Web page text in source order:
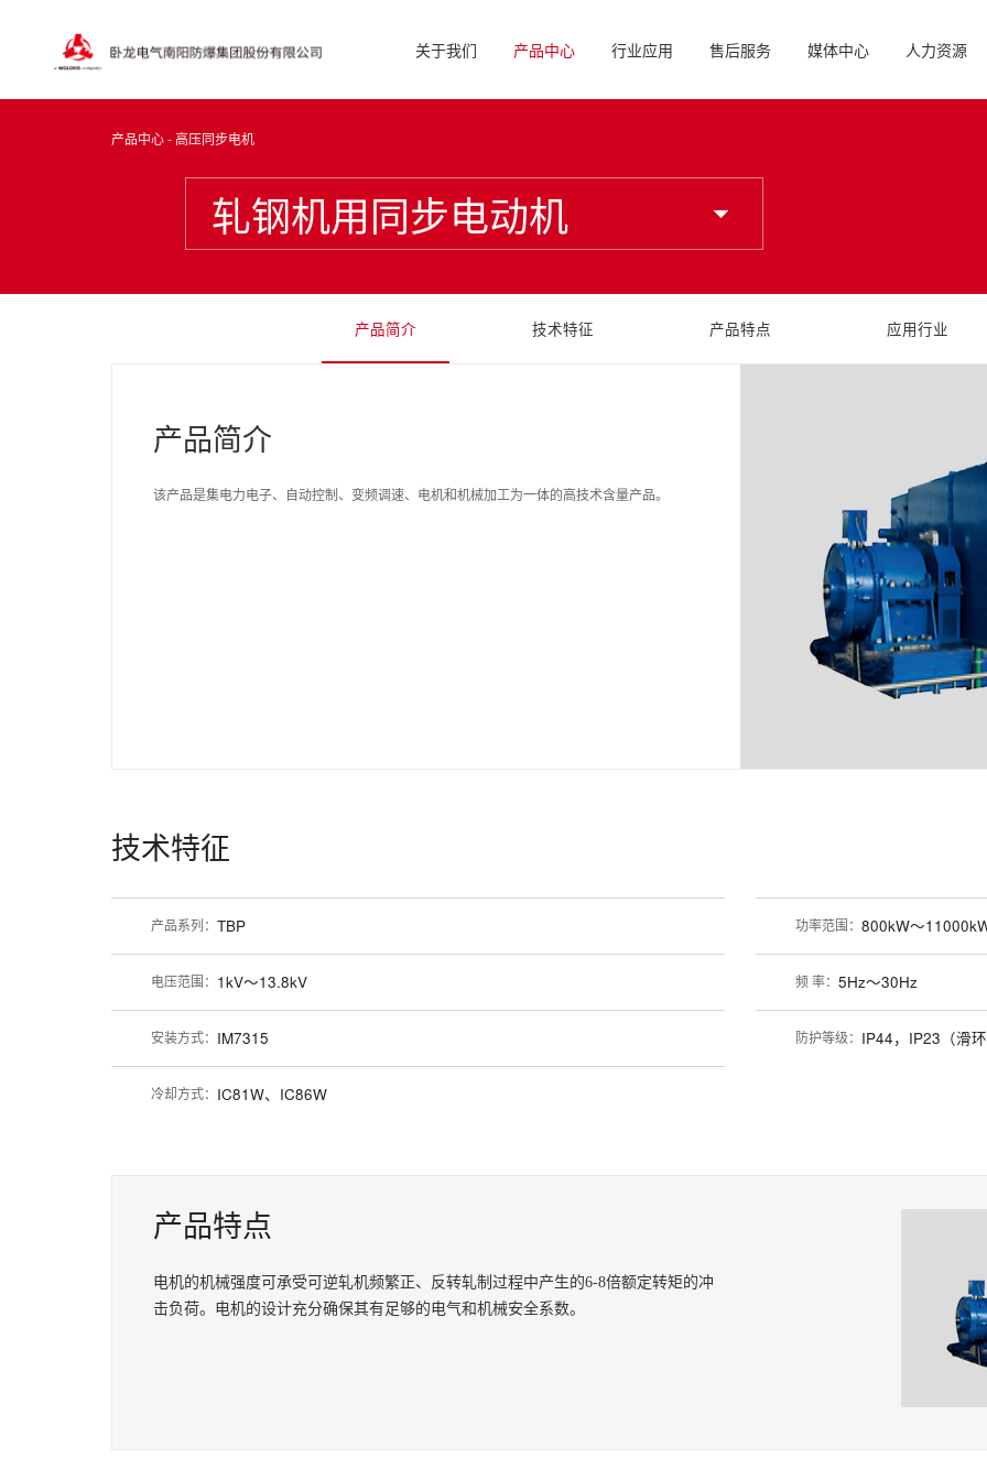
关于我们 产品中心 行业应用 售后服务 媒体中心 人力资源
产品中心 - 高压同步电机
轧钢机用同步电动机
产品简介 技术特征 产品特点 应用行业
产品简介
该产品是集电力电子、自动控制、变频调速、电机和机械加工为一体的高技术含量产品。
技术特征
产品系列： TBP 功率范围：800kW～
电压范围： 1kV～13.8kV 频 率：5Hz～30Hz
安装方式： IM7315 防护等级： IP44，IP23（滑
冷却方式： IC81W、IC86W
产品特点
电机的机械强度可承受可逆轧机频繁正、反转轧制过程中产生的6-8倍额定转矩的冲
击负荷。电机的设计充分确保其有足够的电气和机械安全系数。